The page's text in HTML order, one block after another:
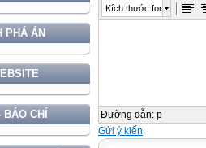
PHÁ ÁN
CHÍ
Kích thước font
Đường dẫn: p
Gửi ý kiến